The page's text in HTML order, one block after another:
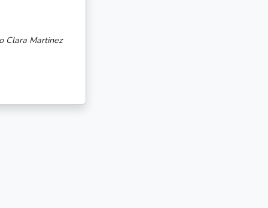
no suelo compartir reseñas pero el trabajo que ha hecho Idílico